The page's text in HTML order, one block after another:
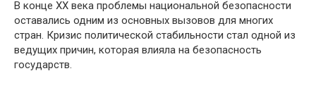
В конце ХХ века проблемы национальной безопасности
оставались одним из основных вызовов для многих
стран. Кризис политической стабильности стал одной из
ведущих причин, которая влияла на безопасность
государств.